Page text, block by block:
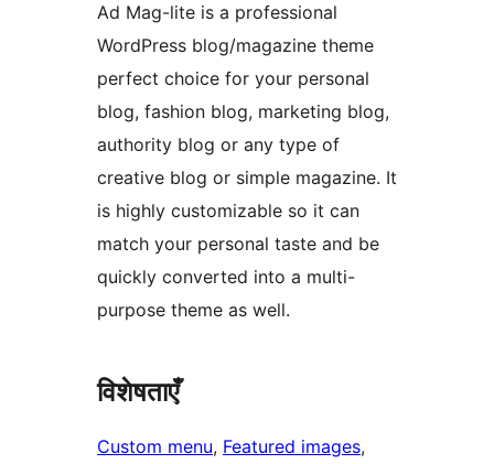
Ad Mag-lite is a professional
WordPress blog/magazine theme
perfect choice for your personal
blog, fashion blog, marketing blog,
authority blog or any type of
creative blog or simple magazine. It
is highly customizable so it can
match your personal taste and be
quickly converted into a multi-
purpose theme as well.
विशेषताएँ
Custom menu, Featured images